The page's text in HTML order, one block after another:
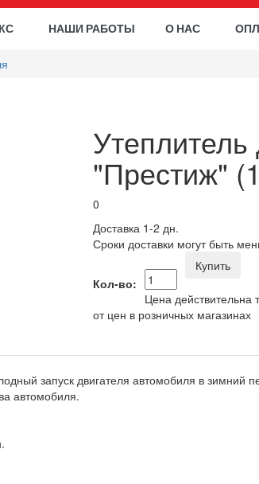
НАШИ РАБОТЫ О НАС
Утеплитель
"Престиж"
0
Доставка 1-2 дн.
Сроки доставки могут быть
Кол-во:
Купить
Цена действительна
от цен в розничных магазинах
запуск двигателя автомобиля в зимний
автомобиля.